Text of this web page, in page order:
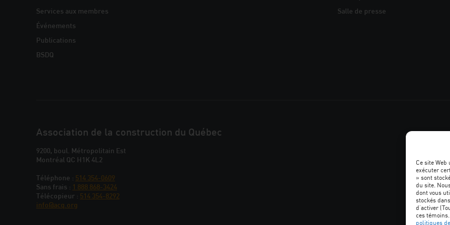
Ce site
exécuter
» sont
du site.
dont vous
stockés
d’activer
ces
politiques
Services aux membres
Événements
Publications
BSDQ
Salle de presse
JOINDRE
L'ACQ
PROVINCIALE
Association de la construction du Québec
9200, boul. Métropolitain Est
Montréal QC H1K 4L2
Téléphone : 514 354-0609
Sans frais : 1 888 868-3424
Télécopieur : 514 354-8292
info@acq.org